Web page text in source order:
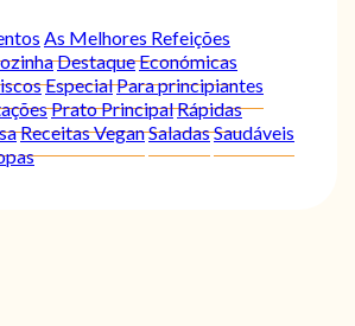
As Melhores Refeições
DestaqueEconómicas
EspecialPara principiantes
Prato PrincipalRápidas
Receitas VeganSaladasSaudáveis